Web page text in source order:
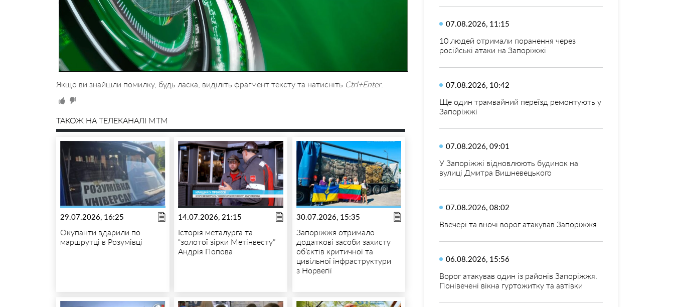
Якщо ви знайшли помилку, будь ласка, виділіть фрагмент тексту та натисніть Ctrl+Enter.
ТАКОЖ НА ТЕЛЕКАНАЛІ MTM
29.07.2026, 16:25
Окупанти вдарили по
маршрутці в Розумівці
14.07.2026, 21:15
Історія металурга та
“золотої зірки Метінвесту”
Андрія Попова
30.07.2026, 15:35
Запоріжжя отримало
додаткові засоби захисту
об’єктів критичної та
цивільної інфраструктури
з Норвегії
07.08.2026, 11:15
10 людей отримали поранення через
російські атаки на Запоріжжі
07.08.2026, 10:42
Ще один трамвайний переїзд ремонтують у
Запоріжжі
07.08.2026, 09:01
У Запоріжжі відновлюють будинок на
вулиці Дмитра Вишневецького
07.08.2026, 08:02
Ввечері та вночі ворог атакував Запоріжжя
06.08.2026, 15:56
Ворог атакував один із районів Запоріжжя.
Понівечені вікна гуртожитку та автівки